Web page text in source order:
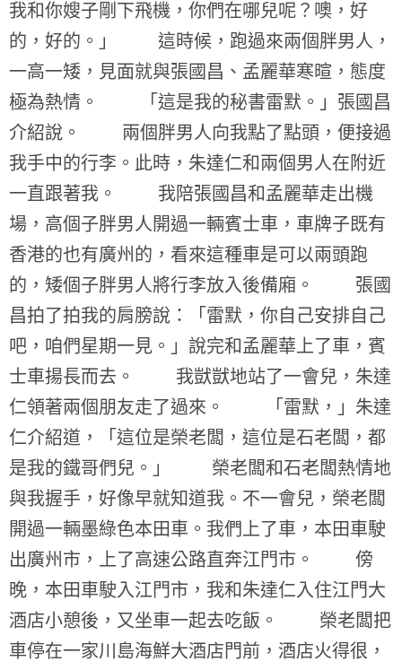
我和你嫂子剛下飛機，你們在哪兒呢？噢，好
的，好的。」 這時候，跑過來兩個胖男人，
一高一矮，見面就與張國昌、孟麗華寒暄，態度
極為熱情。 「這是我的秘書雷默。」張國昌
介紹說。 兩個胖男人向我點了點頭，便接過
我手中的行李。此時，朱達仁和兩個男人在附近
一直跟著我。 我陪張國昌和孟麗華走出機
場，高個子胖男人開過一輛賓士車，車牌子既有
香港的也有廣州的，看來這種車是可以兩頭跑
的，矮個子胖男人將行李放入後備廂。 張國
昌拍了拍我的肩膀說：「雷默，你自己安排自己
吧，咱們星期一見。」說完和孟麗華上了車，賓
士車揚長而去。 我獃獃地站了一會兒，朱達
仁領著兩個朋友走了過來。 「雷默，」朱達
仁介紹道，「這位是榮老闆，這位是石老闆，都
是我的鐵哥們兒。」 榮老闆和石老闆熱情地
與我握手，好像早就知道我。不一會兒，榮老闆
開過一輛墨綠色本田車。我們上了車，本田車駛
出廣州市，上了高速公路直奔江門市。 傍
晚，本田車駛入江門市，我和朱達仁入住江門大
酒店小憩後，又坐車一起去吃飯。 榮老闆把
車停在一家川島海鮮大酒店門前，酒店火得很，